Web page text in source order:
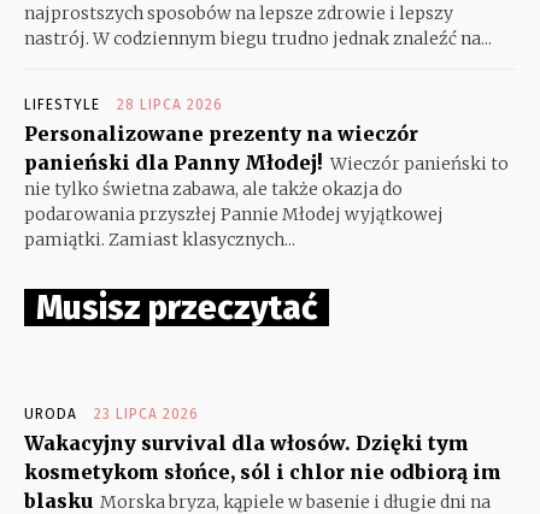
najprostszych sposobów na lepsze zdrowie i lepszy
nastrój. W codziennym biegu trudno jednak znaleźć na...
LIFESTYLE 28 LIPCA 2026
Personalizowane prezenty na wieczór
panieński dla Panny Młodej! Wieczór panieński to
nie tylko świetna zabawa, ale także okazja do
podarowania przyszłej Pannie Młodej wyjątkowej
pamiątki. Zamiast klasycznych...
Musisz przeczytać
URODA 23 LIPCA 2026
Wakacyjny survival dla włosów. Dzięki tym
kosmetykom słońce, sól i chlor nie odbiorą im
blasku Morska bryza, kąpiele w basenie i długie dni na